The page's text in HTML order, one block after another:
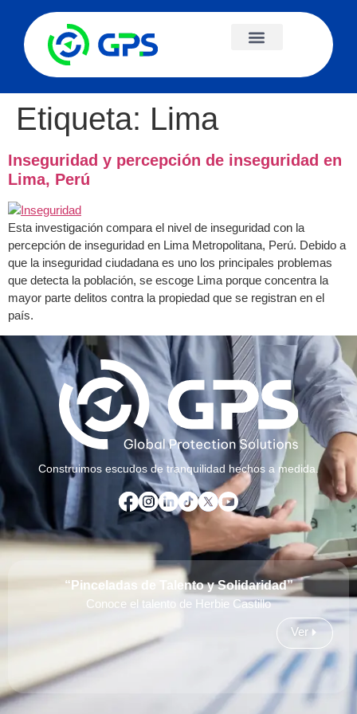
Etiqueta: Lima
Inseguridad y percepción de inseguridad en
Lima, Perú
Esta investigación compara el nivel de inseguridad con la
percepción de inseguridad en Lima Metropolitana, Perú. Debido a
que la inseguridad ciudadana es uno los principales problemas
que detecta la población, se escoge Lima porque concentra la
mayor parte delitos contra la propiedad que se registran en el
país.
Construimos escudos de tranquilidad hechos a medida.
“Pinceladas de Talento y Solidaridad”
Conoce el talento de Herbie Castillo
Ver